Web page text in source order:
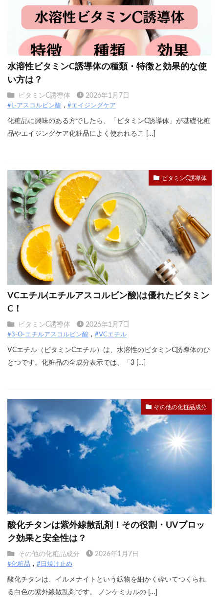
水溶性ビタミンC誘導体の種類・特徴と効果的な使
い方は？
ビタミンC誘導体 2026年1月7日
#L-アスコルビン酸 #エイジングケア
化粧品に興味のある方でしたら、「ビタミンC誘導体」が基礎化粧
品やエイジングケア化粧品によく使われるこ […]
ビタミンC誘導体
VCエチル(エチルアスコルビン酸)は優れたビタミン
C！
ビタミンC誘導体 2026年1月7日
#3-O-エチルアスコルビン酸 #VCエチル
VCエチル（ビタミンCエチル）は、水溶性のビタミンC誘導体のひ
とつです。化粧品の全成分表示では、「3 […]
その他の化粧品成分
酸化チタンは紫外線散乱剤！その役割・UVブロッ
ク効果と安全性は？
その他の化粧品成分 2026年1月7日
#化粧品 #日焼け止め
酸化チタンは、イルメナイトという鉱物を細かく砕いてつくられ
る白色の紫外線散乱剤です。 ノンケミカルの […]